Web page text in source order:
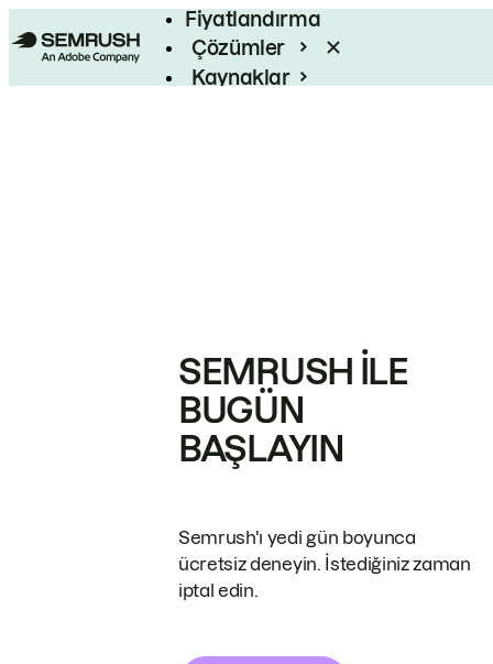
Fiyatlandırma
Çözümler
Kaynaklar
SEMRUSH ILE
BUGÜN
BAŞLAYIN
Semrush'ı yedi gün boyunca
ücretsiz deneyin. İstediğiniz zaman
iptal edin.